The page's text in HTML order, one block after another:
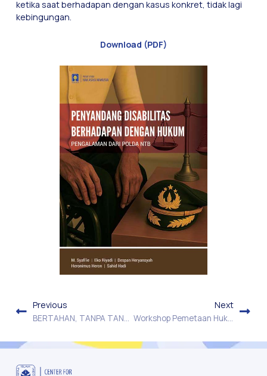
ketika saat berhadapan dengan kasus konkret, tidak lagi
kebingungan.
Download (PDF)
Previous
BERTAHAN, TANPA TANGAN NEGARA : Masalah Struktural Sistem Kepailitan di Indonesia dan Dampaknya pada Hak Asasi Pekerja
Next
Workshop Pemetaan Hukum Materil dan Formil untuk Penanganan Disabilitas Berhadapan dengan Hukum (PDBH) Pasca Pengesahan KUHP dan KUHAP